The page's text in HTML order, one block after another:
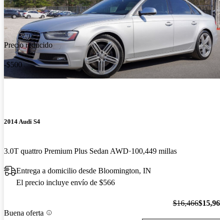
Precio reducido
-$500
2014 Audi S4
3.0T quattro Premium Plus Sedan AWD 100,449 millas
Entrega a domicilio desde Bloomington, IN
El precio incluye envío de $566
Buena oferta
$16,466